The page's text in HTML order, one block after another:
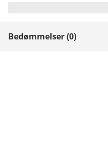
Bedømmelser (0)